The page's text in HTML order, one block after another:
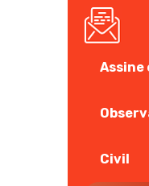
Assine
Civil